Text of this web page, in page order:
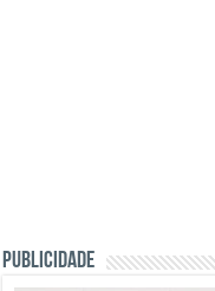
PUBLICIDADE